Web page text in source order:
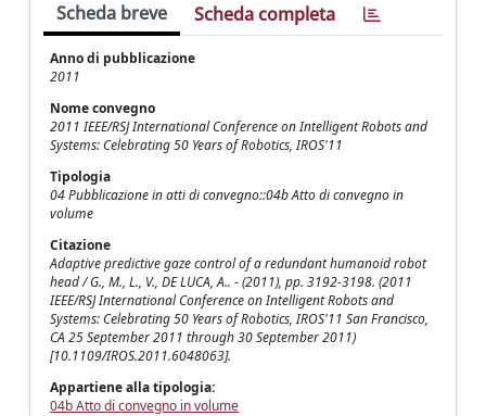
Scheda breve Scheda completa
Anno di pubblicazione
2011
Nome convegno
2011 IEEE/RSJ International Conference on Intelligent Robots and
Systems: Celebrating 50 Years of Robotics, IROS'11
Tipologia
04 Pubblicazione in atti di convegno::04b Atto di convegno in
volume
Citazione
Adaptive predictive gaze control of a redundant humanoid robot
head / G., M., L., V., DE LUCA, A.. - (2011), pp. 3192-3198. (2011
IEEE/RSJ International Conference on Intelligent Robots and
Systems: Celebrating 50 Years of Robotics, IROS'11 San Francisco,
CA 25 September 2011 through 30 September 2011)
[10.1109/IROS.2011.6048063].
Appartiene alla tipologia:
04b Atto di convegno in volume